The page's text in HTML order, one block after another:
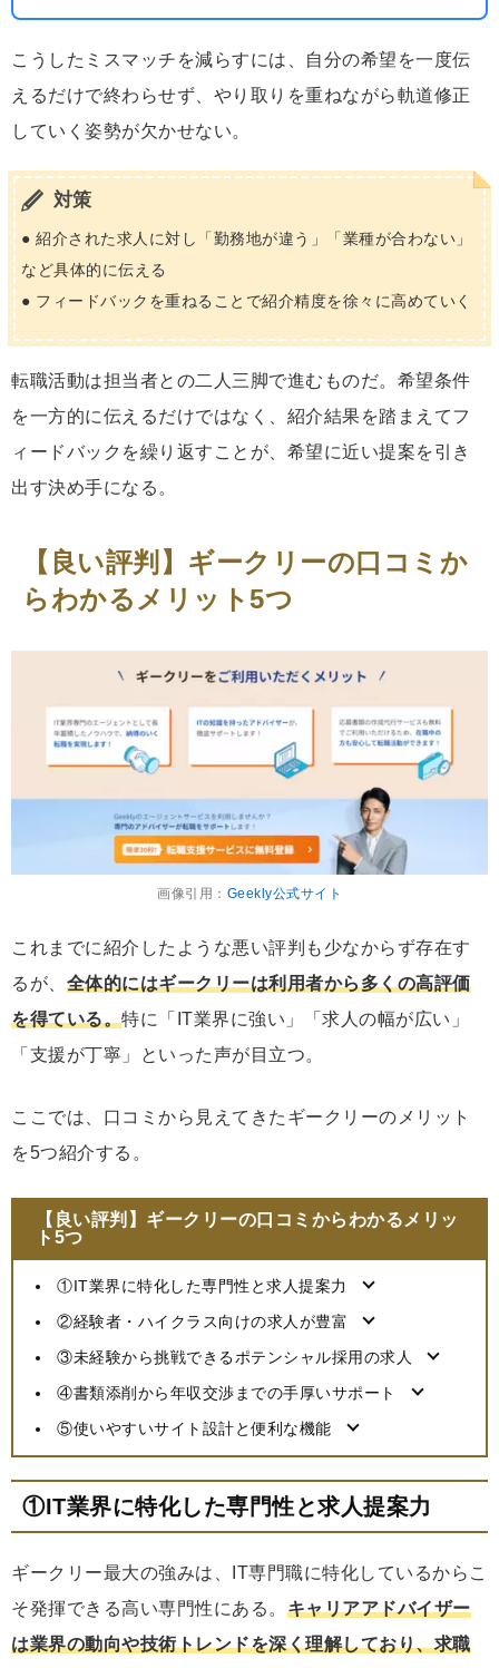
こうしたミスマッチを減らすには、自分の希望を一度伝
えるだけで終わらせず、やり取りを重ねながら軌道修正
していく姿勢が欠かせない。
対策
● 紹介された求人に対し「勤務地が違う」「業種が合わない」
など具体的に伝える
● フィードバックを重ねることで紹介精度を徐々に高めていく
転職活動は担当者との二人三脚で進むものだ。希望条件
を一方的に伝えるだけではなく、紹介結果を踏まえてフ
ィードバックを繰り返すことが、希望に近い提案を引き
出す決め手になる。
【良い評判】ギークリーの口コミか
らわかるメリット5つ
画像引用： Geekly公式サイト
これまでに紹介したような悪い評判も少なからず存在す
るが、 全体的にはギークリーは利用者から多くの高評価
を得ている。特に「IT業界に強い」「求人の幅が広い」
「支援が丁寧」といった声が目立つ。
ここでは、口コミから見えてきたギークリーのメリット
を5つ紹介する。
【良い評判】ギークリーの口コミからわかるメリッ
ト5つ
①IT業界に特化した専門性と求人提案力
②経験者・ハイクラス向けの求人が豊富
③未経験から挑戦できるポテンシャル採用の求人
④書類添削から年収交渉までの手厚いサポート
⑤使いやすいサイト設計と便利な機能
①IT業界に特化した専門性と求人提案力
ギークリー最大の強みは、IT専門職に特化しているからこ
そ発揮できる高い専門性にある。 キャリアアドバイザー
は業界の動向や技術トレンドを深く理解しており、求職